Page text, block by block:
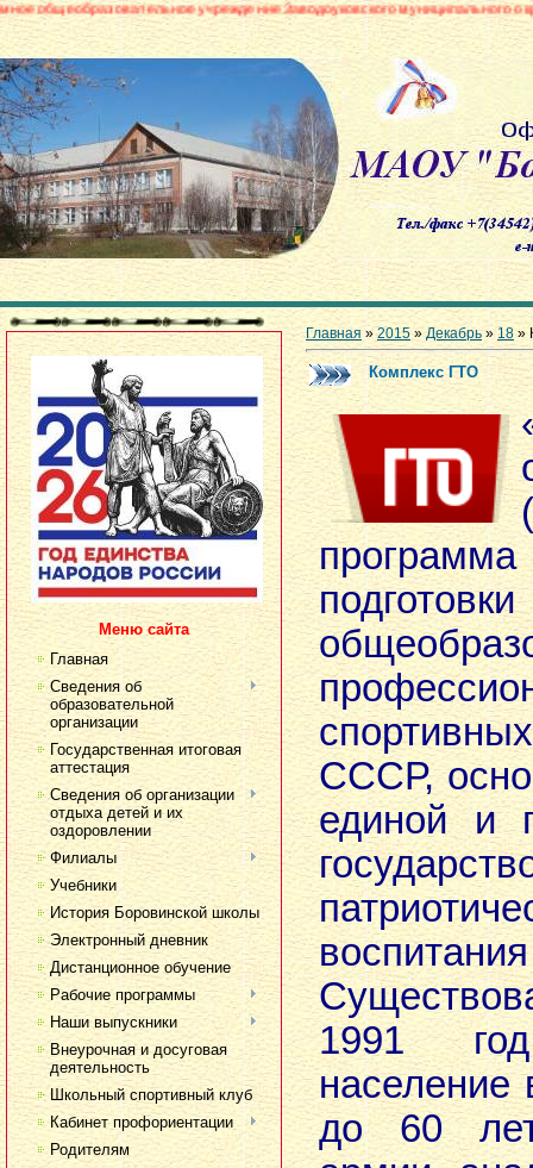
учреждение Заводоуковского муниципального округа
Меню сайта
Главная
Сведения об
образовательной
организации
Государственная итоговая
аттестация
Сведения об организации
отдыха детей и их
оздоровлении
Филиалы
Учебники
История Боровинской школы
Электронный дневник
Дистанционное обучение
Рабочие программы
Наши выпускники
Внеурочная и досуговая
деятельность
Школьный спортивный клуб
Кабинет профориентации
Родителям
Главная »2015 » Декабрь » 18 »
Комплекс ГТО
СССР,
единой и
1991
население
до 60